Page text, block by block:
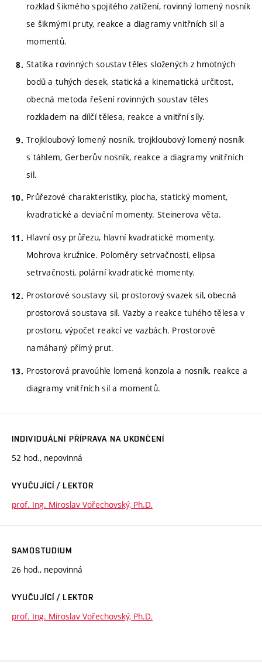
rozklad šikmého spojitého zatížení, rovinný lomený nosník
se šikmými pruty, reakce a diagramy vnitřních sil a
momentů.
Statika rovinných soustav těles složených z hmotných
bodů a tuhých desek, statická a kinematická určitost,
obecná metoda řešení rovinných soustav těles
rozkladem na dílčí tělesa, reakce a vnitřní síly.
Trojkloubový lomený nosník, trojkloubový lomený nosník
s táhlem, Gerberův nosník, reakce a diagramy vnitřních
sil.
Průřezové charakteristiky, plocha, statický moment,
kvadratické a deviační momenty. Steinerova věta.
Hlavní osy průřezu, hlavní kvadratické momenty.
Mohrova kružnice. Poloměry setrvačnosti, elipsa
setrvačnosti, polární kvadratické momenty.
Prostorové soustavy sil, prostorový svazek sil, obecná
prostorová soustava sil. Vazby a reakce tuhého tělesa v
prostoru, výpočet reakcí ve vazbách. Prostorově
namáhaný přímý prut.
Prostorová pravoúhle lomená konzola a nosník, reakce a
diagramy vnitřních sil a momentů.
INDIVIDUÁLNÍ PŘÍPRAVA NA UKONČENÍ
52 hod., nepovinná
VYUČUJÍCÍ / LEKTOR
prof. Ing. Miroslav Vořechovský, Ph.D.
SAMOSTUDIUM
26 hod., nepovinná
VYUČUJÍCÍ / LEKTOR
prof. Ing. Miroslav Vořechovský, Ph.D.